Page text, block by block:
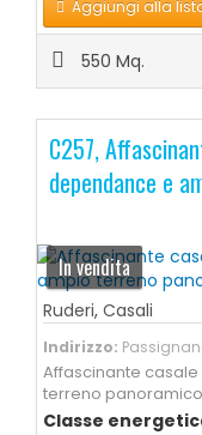
Aggiungi alla
550 Mq.
C257,
dependance e
In vendita
Ruderi, Casali
Indirizzo:
Affascinante
terreno panoramico
Classe